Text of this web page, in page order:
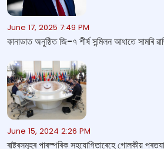
June 17, 2025 7:49 PM
কানাডাত অনুষ্ঠিত জি-৭ শীর্ষ সন্মিলন আধাতে সামৰি
June 15, 2024 2:26 PM
ৰাষ্ট্ৰসমূহৰ পাৰস্পৰিক সহযোগিতাৰেহে গোলকীয়